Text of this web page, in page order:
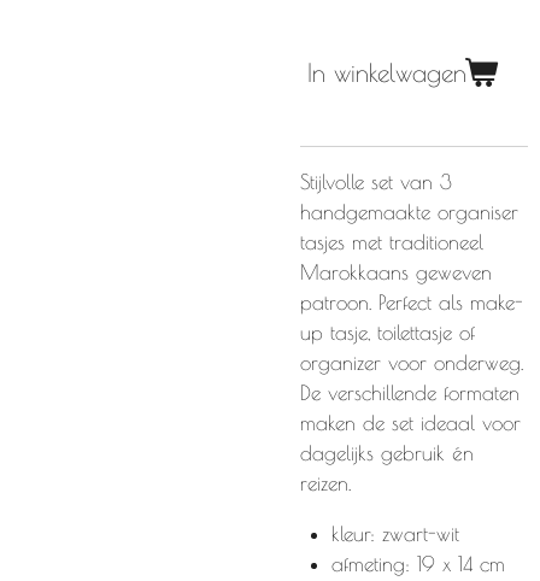
In winkelwagen
Stijlvolle set van 3
handgemaakte organiser
tasjes met traditioneel
Marokkaans geweven
patroon. Perfect als make-
up tasje, toilettasje of
organizer voor onderweg.
De verschillende formaten
maken de set ideaal voor
dagelijks gebruik én
reizen.
kleur: zwart-wit
afmeting: 19 x 14 cm